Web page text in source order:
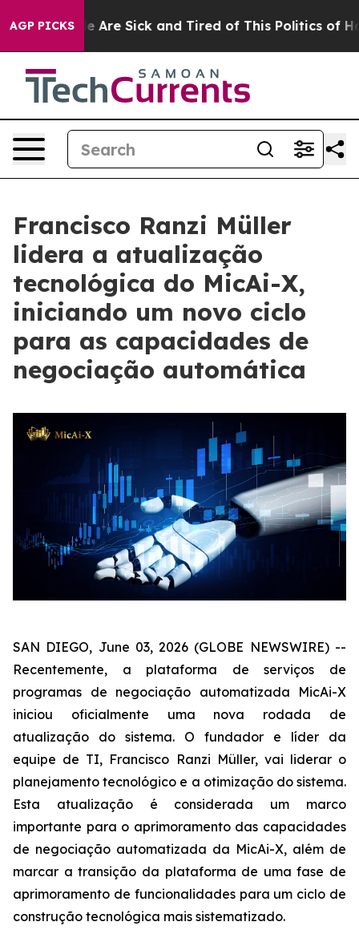
AGP PICKSAre Sick and Tired of This Politics of
Francisco Ranzi Müller
lidera a atualização
tecnológica do MicAi-X,
iniciando um novo ciclo
para as capacidades de
negociação automática
SAN DIEGO, June 03, 2026 (GLOBE NEWSWIRE) --
Recentemente, a plataforma de serviços de
programas de negociação automatizada MicAi-X
iniciou oficialmente uma nova rodada de
atualização do sistema. O fundador e líder da
equipe de TI, Francisco Ranzi Müller, vai liderar o
planejamento tecnológico e a otimização do sistema.
Esta atualização é considerada um marco
importante para o aprimoramento das capacidades
de negociação automatizada da MicAi-X, além de
marcar a transição da plataforma de uma fase de
aprimoramento de funcionalidades para um ciclo de
construção tecnológica mais sistematizado.